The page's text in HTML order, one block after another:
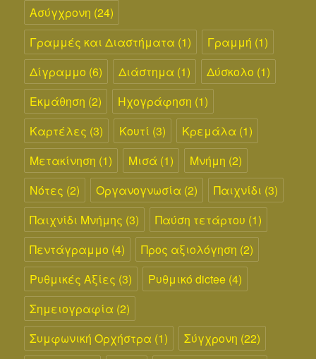
Ασύγχρονη (24)
Γραμμές και Διαστήματα (1) Γραμμή (1)
Δίγραμμο (6) Διάστημα (1) Δύσκολο (1)
Εκμάθηση (2) Ηχογράφηση (1)
Καρτέλες (3) Κουτί (3) Κρεμάλα (1)
Μετακίνηση (1) Μισά (1) Μνήμη (2)
Νότες (2) Οργανογνωσία (2) Παιχνίδι (3)
Παιχνίδι Μνήμης (3) Παύση τετάρτου (1)
Πεντάγραμμο (4) Προς αξιολόγηση (2)
Ρυθμικές Αξίες (3) Ρυθμικό dictee (4)
Σημειογραφία (2)
Συμφωνική Ορχήστρα (1) Σύγχρονη (22)